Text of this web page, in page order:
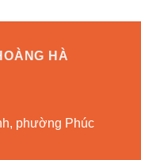
HÀ
phường Phúc